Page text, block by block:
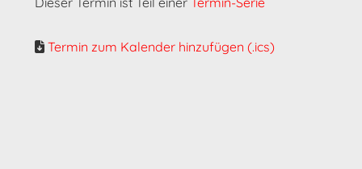
Termin zum Kalender hinzufügen (.ics)